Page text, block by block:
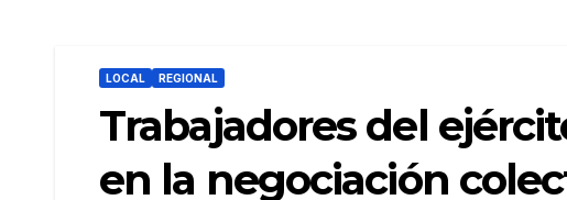
LOCAL REGIONAL
Trabajadores del
en la negociación